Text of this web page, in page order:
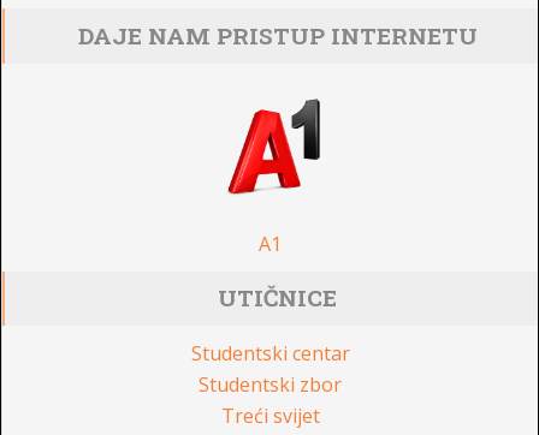
DAJE NAM PRISTUP INTERNETU
A1
UTIČNICE
Studentski centar
Studentski zbor
Treći svijet